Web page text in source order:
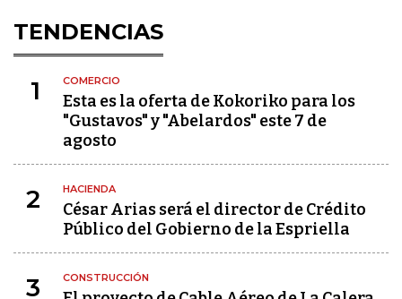
TENDENCIAS
1 COMERCIO
Esta es la oferta de Kokoriko para los
"Gustavos" y "Abelardos" este 7 de
agosto
2 HACIENDA
César Arias será el director de Crédito
Público del Gobierno de la Espriella
3 CONSTRUCCIÓN